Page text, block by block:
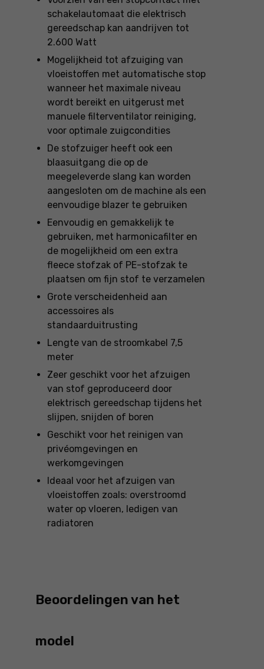
schakelautomaat die elektrisch
gereedschap kan aandrijven tot
2.600 Watt
Mogelijkheid tot afzuiging van
vloeistoffen met automatische stop
wanneer het maximale niveau
wordt bereikt en uitgerust met
manuele filterventilator reiniging,
voor optimale zuigcondities
De stofzuiger heeft ook een
blaasuitgang die op de
meegeleverde slang kan worden
aangesloten om de machine als een
eenvoudige blazer te gebruiken
Eenvoudig en gemakkelijk te
gebruiken, met harmonicafilter en
de mogelijkheid om een extra
fleece stofzak of PE-stofzak te
plaatsen om fijn stof te verzamelen
Grote verscheidenheid aan
accessoires als
standaarduitrusting
Lengte van de stroomkabel 7,5
meter
Zeer geschikt voor het afzuigen
van stof geproduceerd door
elektrisch gereedschap tijdens het
slijpen, snijden of boren
Geschikt voor het reinigen van
privéomgevingen en
werkomgevingen
Ideaal voor het afzuigen van
vloeistoffen zoals: overstroomd
water op vloeren, ledigen van
radiatoren
Beoordelingen van het
model